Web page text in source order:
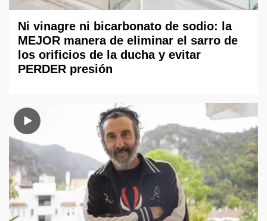
Ni vinagre ni bicarbonato de sodio: la
MEJOR manera de eliminar el sarro de
los orificios de la ducha y evitar
PERDER presión